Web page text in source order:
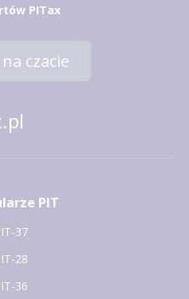
PITax
czacie
PIT
37
28
36